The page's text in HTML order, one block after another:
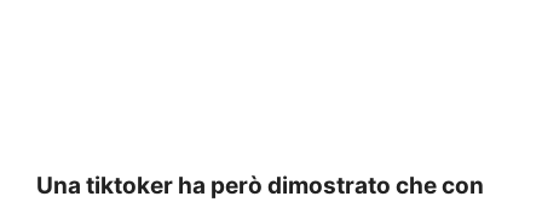
Una tiktoker ha però dimostrato che con